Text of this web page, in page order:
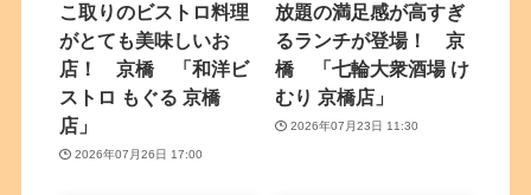
こ取りのビストロ料理
がとても美味しいお
店！ 京橋 「和洋ビ
ストロ もぐる 京橋
店」
2026年07月26日 17:00
放題の満足感が高すぎ
るランチが登場！ 京
橋 「七輪大衆酒場 け
むり 京橋店」
2026年07月23日 11:30